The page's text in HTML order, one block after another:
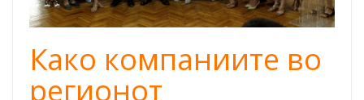
Како компаниите во
регионот